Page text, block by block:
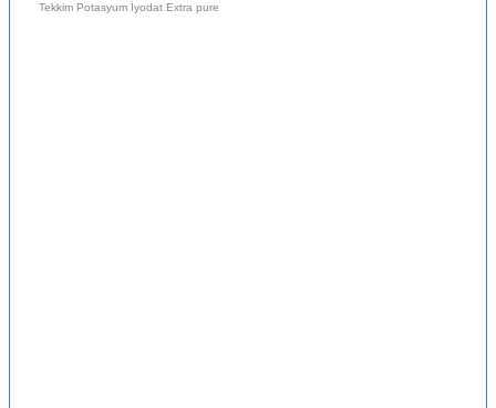
Tekkim Potasyum İyodat Extra pure